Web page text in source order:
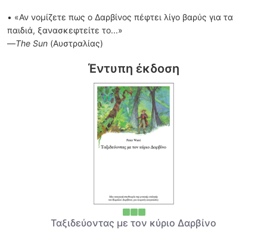
• «Αν νομίζετε πως ο Δαρβίνος πέφτει λίγο βαρύς για τα
παιδιά, ξανασκεφτείτε το...»
—The Sun (Αυστραλίας)
Έντυπη έκδοση
Ταξιδεύοντας με τον κύριο Δαρβίνο